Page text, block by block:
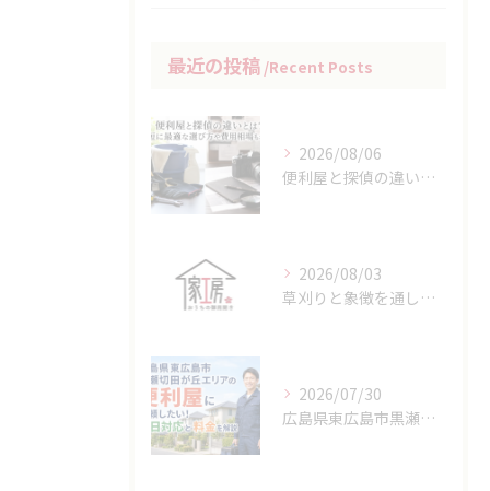
最近の投稿 Recent Posts
2026/08/06
便利屋と探偵の違いとは？最短に最適な選び方や費用相場もわかる
2026/08/03
草刈りと象徴を通して広島県竹原市の地域性や生活文化を知る方法
2026/07/30
広島県東広島市黒瀬切田が丘エリアの便利屋に依頼したい！即日対応と料金を解説